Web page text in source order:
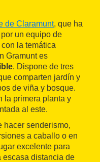
de Claramunt, que ha
un equipo de
la temática
Gramunt es
. Dispone de tres
comparten jardín y
de viña y bosque.
la primera planta y
al este.
hacer senderismo,
a caballo o en
excelente para
escasa distancia de